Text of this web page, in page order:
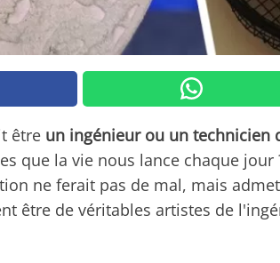
être un ingénieur ou un technicien
que la vie nous lance chaque
ne ferait pas de mal, mais
être de véritables artistes de